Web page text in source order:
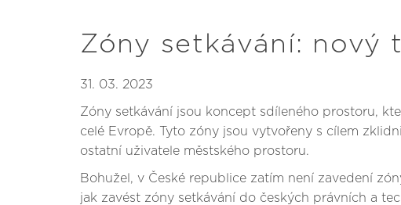
Zóny setkávání: nový
31. 03. 2023
Zóny setkávání jsou koncept sdíleného prostoru,
celé Evropě. Tyto zóny jsou vytvořeny s cílem
ostatní uživatele městského prostoru.
Bohužel, v České republice zatím není zavedení
jak zavést zóny setkávání do českých právních a